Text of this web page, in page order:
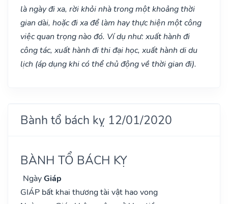
là ngày đi xa, rời khỏi nhà trong một khoảng thời
gian dài, hoặc đi xa để làm hay thực hiện một công
việc quan trọng nào đó. Ví dụ như: xuất hành đi
công tác, xuất hành đi thi đại học, xuất hành di du
lịch (áp dụng khi có thể chủ động về thời gian đi).
Bành tổ bách kỵ 12/01/2020
BÀNH TỔ BÁCH KỴ
NgàyGiáp
GIÁP bất khai thương tài vật hao vong